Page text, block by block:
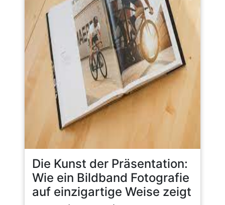
Die Kunst der Präsentation:
Wie ein Bildband Fotografie
auf einzigartige Weise zeigt